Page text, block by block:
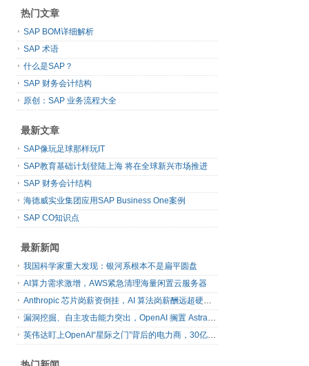
热门文章
SAP BOM详细解析
SAP 术语
什么是SAP？
SAP 财务会计结构
原创：SAP 业务流程大全
最新文章
SAP像玩足球那样玩IT
SAP教育基础计划登陆上海 将在全球新兴市场推进
SAP 财务会计结构
海德威实业集团应用SAP Business One案例
SAP CO知识点
最新新闻
我国科学家重大发现：银河系根本不是扁平圆盘
AI算力需求激增，AWS紧急清理海量闲置云服务器